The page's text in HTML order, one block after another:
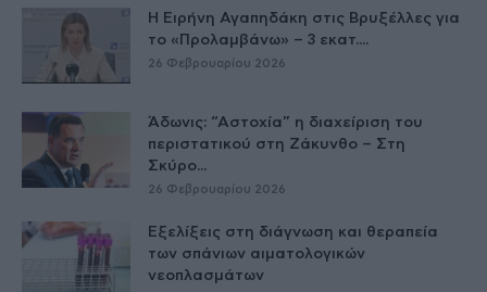
Η Ειρήνη Αγαπηδάκη στις Βρυξέλλες για
το «Προλαμβάνω» – 3 εκατ....
26 Φεβρουαρίου 2026
Άδωνις: “Αστοχία” η διαχείριση του
περιστατικού στη Ζάκυνθο – Στη
Σκύρο...
26 Φεβρουαρίου 2026
Εξελίξεις στη διάγνωση και θεραπεία
των σπάνιων αιματολογικών
νεοπλασμάτων